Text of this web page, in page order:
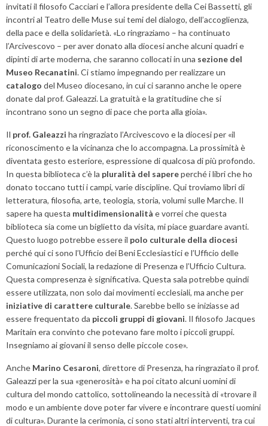
invitati il filosofo Cacciari e l’allora presidente della Cei Bassetti, gli
incontri al Teatro delle Muse sui temi del dialogo, dell’accoglienza,
della pace e della solidarietà. «Lo ringraziamo – ha continuato
l’Arcivescovo – per aver donato alla diocesi anche alcuni quadri e
dipinti di arte moderna, che saranno collocati in una sezione del
Museo Recanatini. Ci stiamo impegnando per realizzare un
catalogo del Museo diocesano, in cui ci saranno anche le opere
donate dal prof. Galeazzi. La gratuità e la gratitudine che si
incontrano sono un segno di pace che porta alla gioia».
Il prof. Galeazzi ha ringraziato l’Arcivescovo e la diocesi per «il
riconoscimento e la vicinanza che lo accompagna. La prossimità è
diventata gesto esteriore, espressione di qualcosa di più profondo.
In questa biblioteca c’è la pluralità del sapereperché i libri che ho
donato toccano tutti i campi, varie discipline. Qui troviamo libri di
letteratura, filosofia, arte, teologia, storia, volumi sulle Marche. Il
sapere ha questa multidimensionalità e vorrei che questa
biblioteca sia come un biglietto da visita, mi piace guardare avanti.
Questo luogo potrebbe essere il polo culturale della diocesi
perché qui ci sono l’Ufficio dei Beni Ecclesiastici e l’Ufficio delle
Comunicazioni Sociali, la redazione di Presenza e l’Ufficio Cultura.
Questa compresenza è significativa. Questa sala potrebbe quindi
essere utilizzata, non solo dai movimenti ecclesiali, ma anche per
iniziative di carattere culturale. Sarebbe bello se iniziasse ad
essere frequentato da piccoli gruppi di giovani. Il filosofo Jacques
Maritain era convinto che potevano fare molto i piccoli gruppi.
Insegniamo ai giovani il senso delle piccole cose».
Anche Marino Cesaroni, direttore di Presenza, ha ringraziato il prof.
Galeazzi per la sua «generosità» e ha poi citato alcuni uomini di
cultura del mondo cattolico, sottolineando la necessità di «trovare il
modo e un ambiente dove poter far vivere e incontrare questi uomini
di cultura». Durante la cerimonia, ci sono stati altri interventi, tra cui